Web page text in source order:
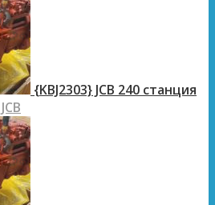
{KBJ2303} JCB 240 станция
JCB